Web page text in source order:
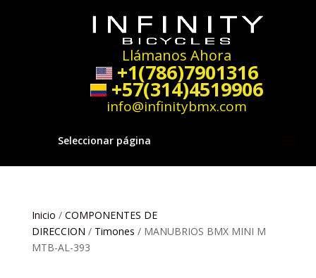
Llámanos Ahora
+1(786)7901316
+57(314)4519906
info@infinitybmx.com
Seleccionar página
Inicio / COMPONENTES DE
DIRECCION / Timones / MANUBRIOS BMX MINI M
MTB-AL-393